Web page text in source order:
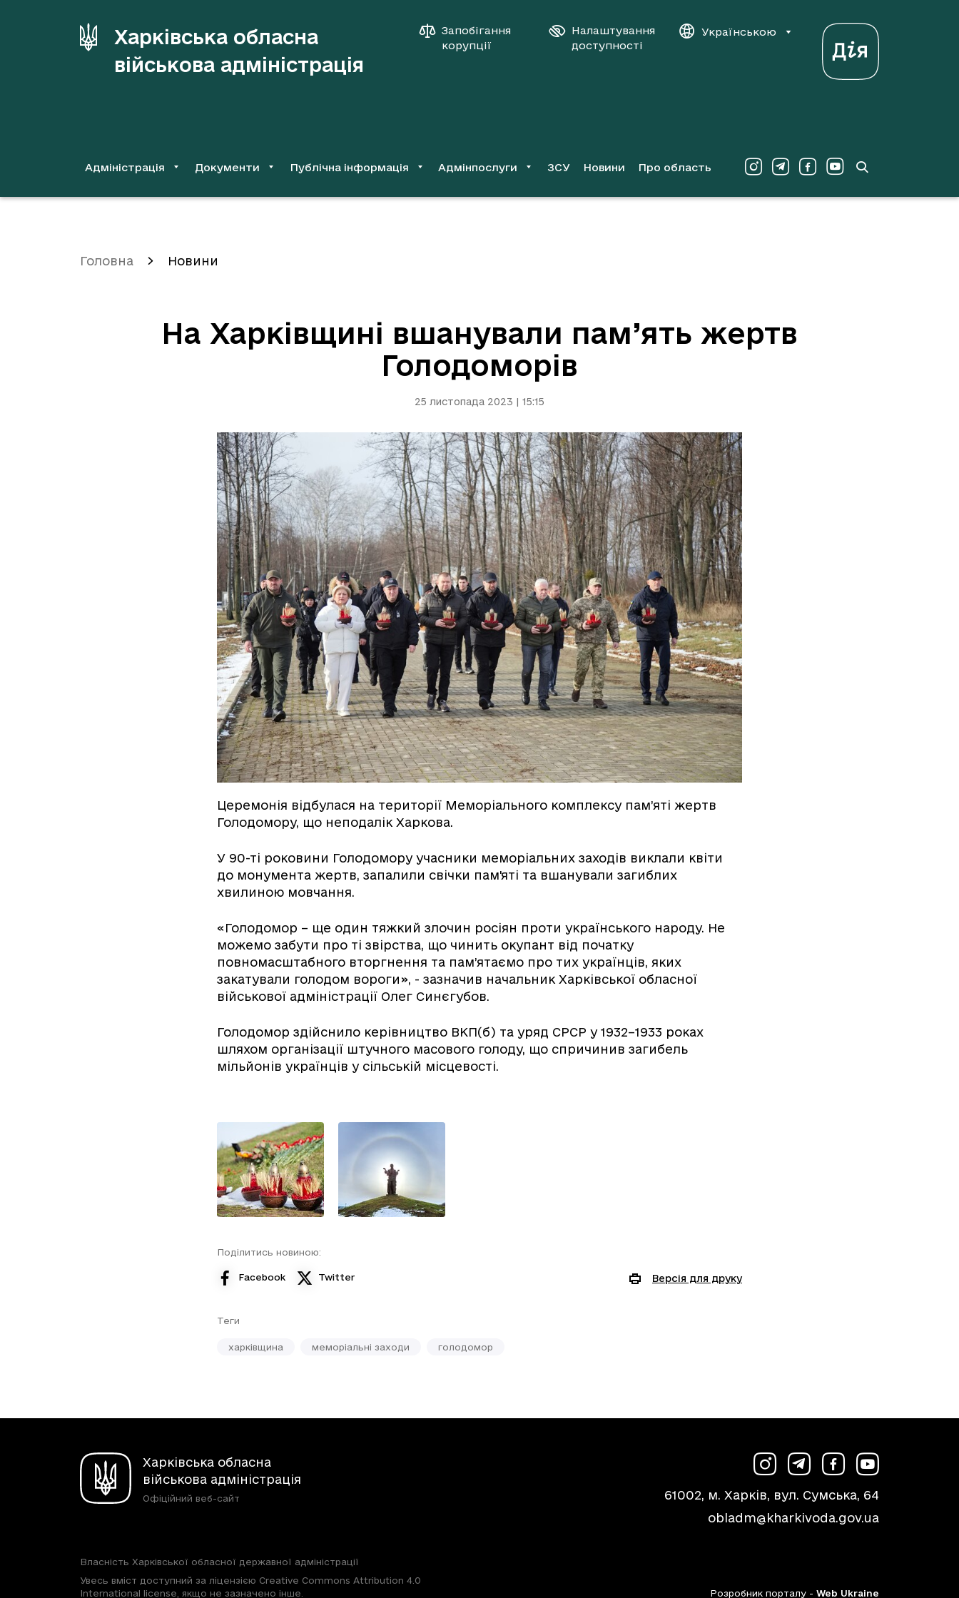
Харківська обласна
військова адміністрація
Запобігання
корупції
Налаштування
доступності
Українською
Адміністрація Документи Публічна інформація Адмінпослуги ЗСУ Новини Про область
Головна Новини
На Харківщині вшанували пам’ять жертв
Голодоморів
25 листопада 2023 | 15:15
Церемонія відбулася на території Меморіального комплексу пам’яті жертв
Голодомору, що неподалік Харкова.
У 90-ті роковини Голодомору учасники меморіальних заходів виклали квіти
до монумента жертв, запалили свічки пам'яті та вшанували загиблих
хвилиною мовчання.
«Голодомор – ще один тяжкий злочин росіян проти українського народу. Не
можемо забути про ті звірства, що чинить окупант від початку
повномасштабного вторгнення та пам’ятаємо про тих українців, яких
закатували голодом вороги», - зазначив начальник Харківської обласної
військової адміністрації Олег Синєгубов.
Голодомор здійснило керівництво ВКП(б) та уряд СРСР у 1932–1933 роках
шляхом організації штучного масового голоду, що спричинив загибель
мільйонів українців у сільській місцевості.
Поділитись новиною:
Facebook Twitter Версія для друку
Теги
харківщина меморіальні заходи голодомор
Харківська обласна
військова адміністрація
Офіційний веб-сайт
61002, м. Харків, вул. Сумська, 64
obladm@kharkivoda.gov.ua
Власність Харківської обласної державної адміністрації
Увесь вміст доступний за ліцензією Creative Commons Attribution 4.0
International license, якщо не зазначено інше.
Розробник порталу - Web Ukraine